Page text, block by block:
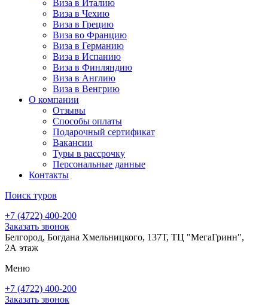
Виза в Италию
Виза в Чехию
Виза в Грецию
Виза во Францию
Виза в Германию
Виза в Испанию
Виза в Финляндию
Виза в Англию
Виза в Венгрию
О компании
Отзывы
Способы оплаты
Подарочный сертификат
Вакансии
Туры в рассрочку
Персональные данные
Контакты
Поиск туров
+7 (4722) 400-200
Заказать звонок
Белгород, Богдана Хмельницкого, 137Т, ТЦ "МегаГринн",
2А этаж
Меню
+7 (4722) 400-200
Заказать звонок